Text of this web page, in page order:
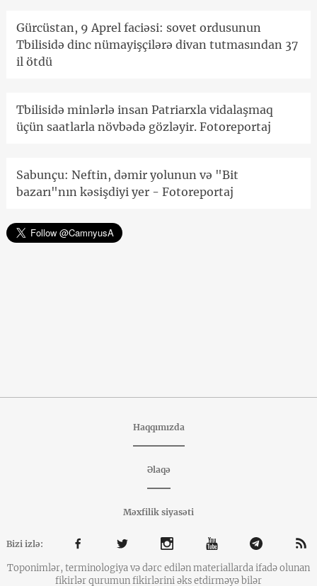
Gürcüstan, 9 Aprel faciəsi: sovet ordusunun
Tbilisidə dinc nümayişçilərə divan tutmasından 37
il ötdü
Tbilisidə minlərlə insan Patriarxla vidalaşmaq
üçün saatlarla növbədə gözləyir. Fotoreportaj
Sabunçu: Neftin, dəmir yolunun və "Bit
bazarı"nın kəsişdiyi yer - Fotoreportaj
Haqqımızda
Əlaqə
Məxfilik siyasəti
Bizi izlə:
Toponimlər, terminologiya və dərc edilən materiallarda ifadə olunan
fikirlər qurumun fikirlərini əks etdirməyə bilər